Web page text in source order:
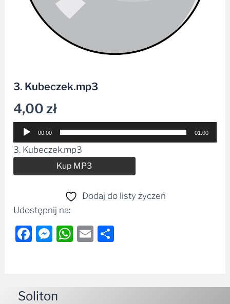
3. Kubeczek.mp3
4,00zł
Odtwarzacz
plików
dźwiękowych
00:00 01:00
3. Kubeczek.mp3
Kup MP3
Dodaj do listy życzeń
Udostępnij na:
Facebook
Messenger
WhatsApp
Email
Soliton